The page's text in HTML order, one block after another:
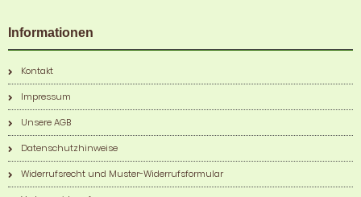
Informationen
Kontakt
Impressum
Unsere AGB
Datenschutzhinweise
Widerrufsrecht und Muster-Widerrufsformular